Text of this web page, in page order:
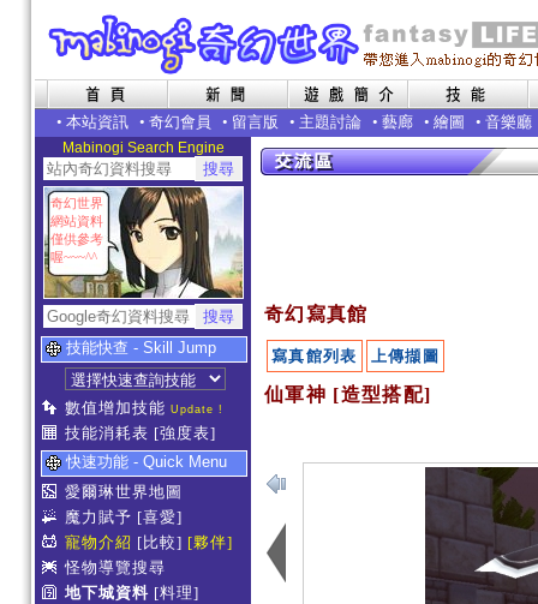
• 本站資訊 • 奇幻會員 • 留言版 • 主題討論 • 藝廊 • 繪圖 • 音樂廳
Mabinogi Search Engine
奇幻世界
網站資料
僅供參考
喔~~~^^
技能快查 - Skill Jump
數值增加技能 Update !
技能消耗表 [強度表]
快速功能 - Quick Menu
愛爾琳世界地圖
魔力賦予 [喜愛]
寵物介紹 [比較] [夥伴]
怪物導覽搜尋
地下城資料 [料理]
奇幻寫真館
寫真館列表 上傳擷圖
仙軍神 [造型搭配]